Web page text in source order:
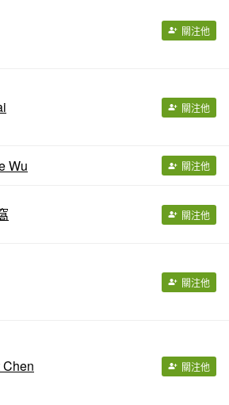
關注他
關注他
Wu 關注他
關注他
關注他
Chen 關注他